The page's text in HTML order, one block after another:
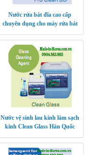
Nước rửa bát đĩa cao cấp
chuyên dụng cho máy rửa bát
Nước vệ sinh lau kính làm sạch
kính Clean Glass Hàn Quốc